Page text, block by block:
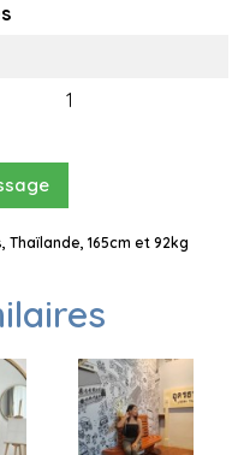
1
Thaïlande, 165cm et 92kg